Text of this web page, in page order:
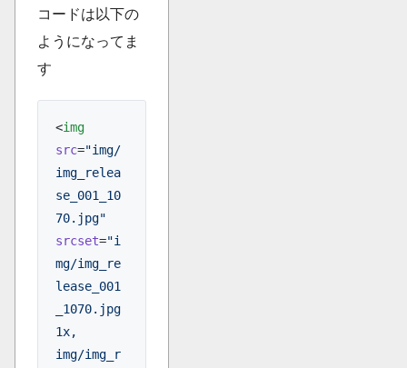
コードは以下の
ようになってま
す
<img
src="img/
img_relea
se_001_10
70.jpg"
srcset="i
mg/img_re
lease_001
_1070.jpg
1x,
img/img_r